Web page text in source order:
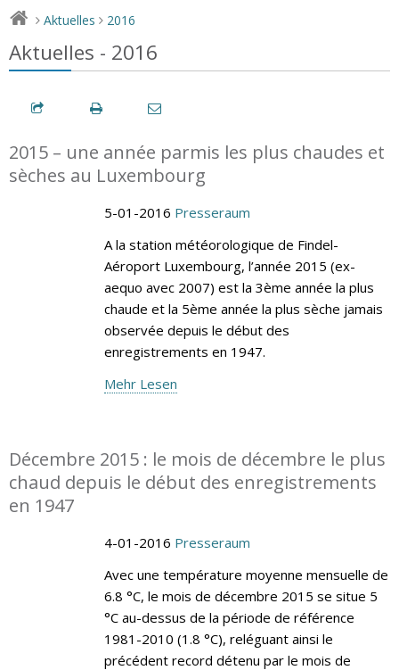
> Aktuelles > 2016
Aktuelles - 2016
2015 – une année parmis les plus chaudes et
sèches au Luxembourg
5-01-2016 Presseraum
A la station météorologique de Findel-
Aéroport Luxembourg, l’année 2015 (ex-
aequo avec 2007) est la 3ème année la plus
chaude et la 5ème année la plus sèche jamais
observée depuis le début des
enregistrements en 1947.
Mehr Lesen
Décembre 2015 : le mois de décembre le plus
chaud depuis le début des enregistrements
en 1947
4-01-2016 Presseraum
Avec une température moyenne mensuelle de
6.8 °C, le mois de décembre 2015 se situe 5
°C au-dessus de la période de référence
1981-2010 (1.8 °C), reléguant ainsi le
précédent record détenu par le mois de